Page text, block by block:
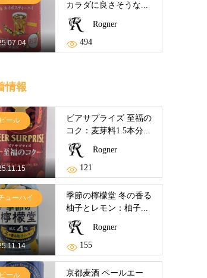
カラダに良さそうな...
Rogner
494
情報
ビール
ビアサプライズ 至福の
コク：麦芽料1.5本分...
Rogner
121
ューハイ
季節の檸檬堂 冬の香る
柚子とレモン：柚子...
Rogner
155
ビール
京都麦酒 ペールエー